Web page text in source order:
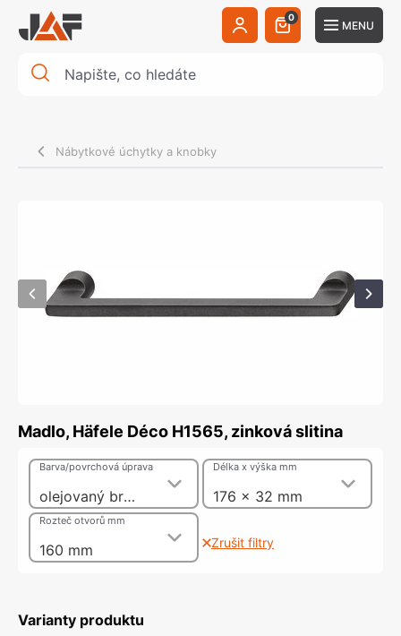
0
MENU
Nábytkové úchytky a knobky
Madlo, Häfele Déco H1565, zinková slitina
olejovaný bronz
Barva/povrchová úprava
176 x 32 mm
Délka x výška mm
160 mm
Rozteč otvorů mm
Zrušit filtry
Varianty produktu